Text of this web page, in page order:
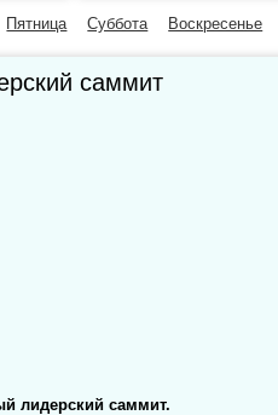
Пятница Суббота Воскресенье
саммит
лидерский саммит.